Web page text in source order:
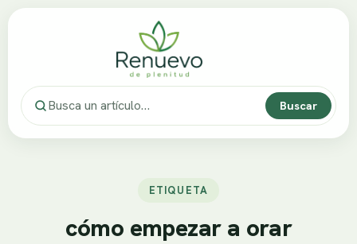
Buscar
ETIQUETA
cómo empezar a orar